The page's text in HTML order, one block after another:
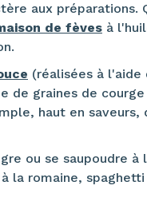
aux préparations.
de fèves à
(réalisées à
de graines de
haut en
ou se saupoudre
la romaine, spaghetti